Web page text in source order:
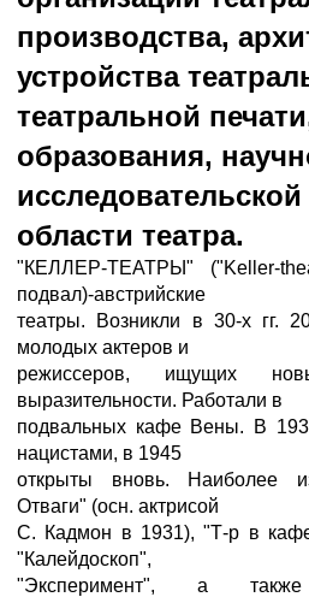
производства,
устройства
театральной
образования,
области театра.
"КЕЛЛЕР-ТЕАТРЫ" ("Keller-
подвал)-австрийские
театры. Возникли в 30-х гг.
молодых актеров и
режиссеров, ищущих
выразительности. Работали в
подвальных кафе Вены. В
нацистами, в 1945
открыты вновь. Наиболее
Отваги" (осн. актрисой
С. Кадмон в 1931), "Т-р в
"Калейдоскоп",
"Эксперимент", а